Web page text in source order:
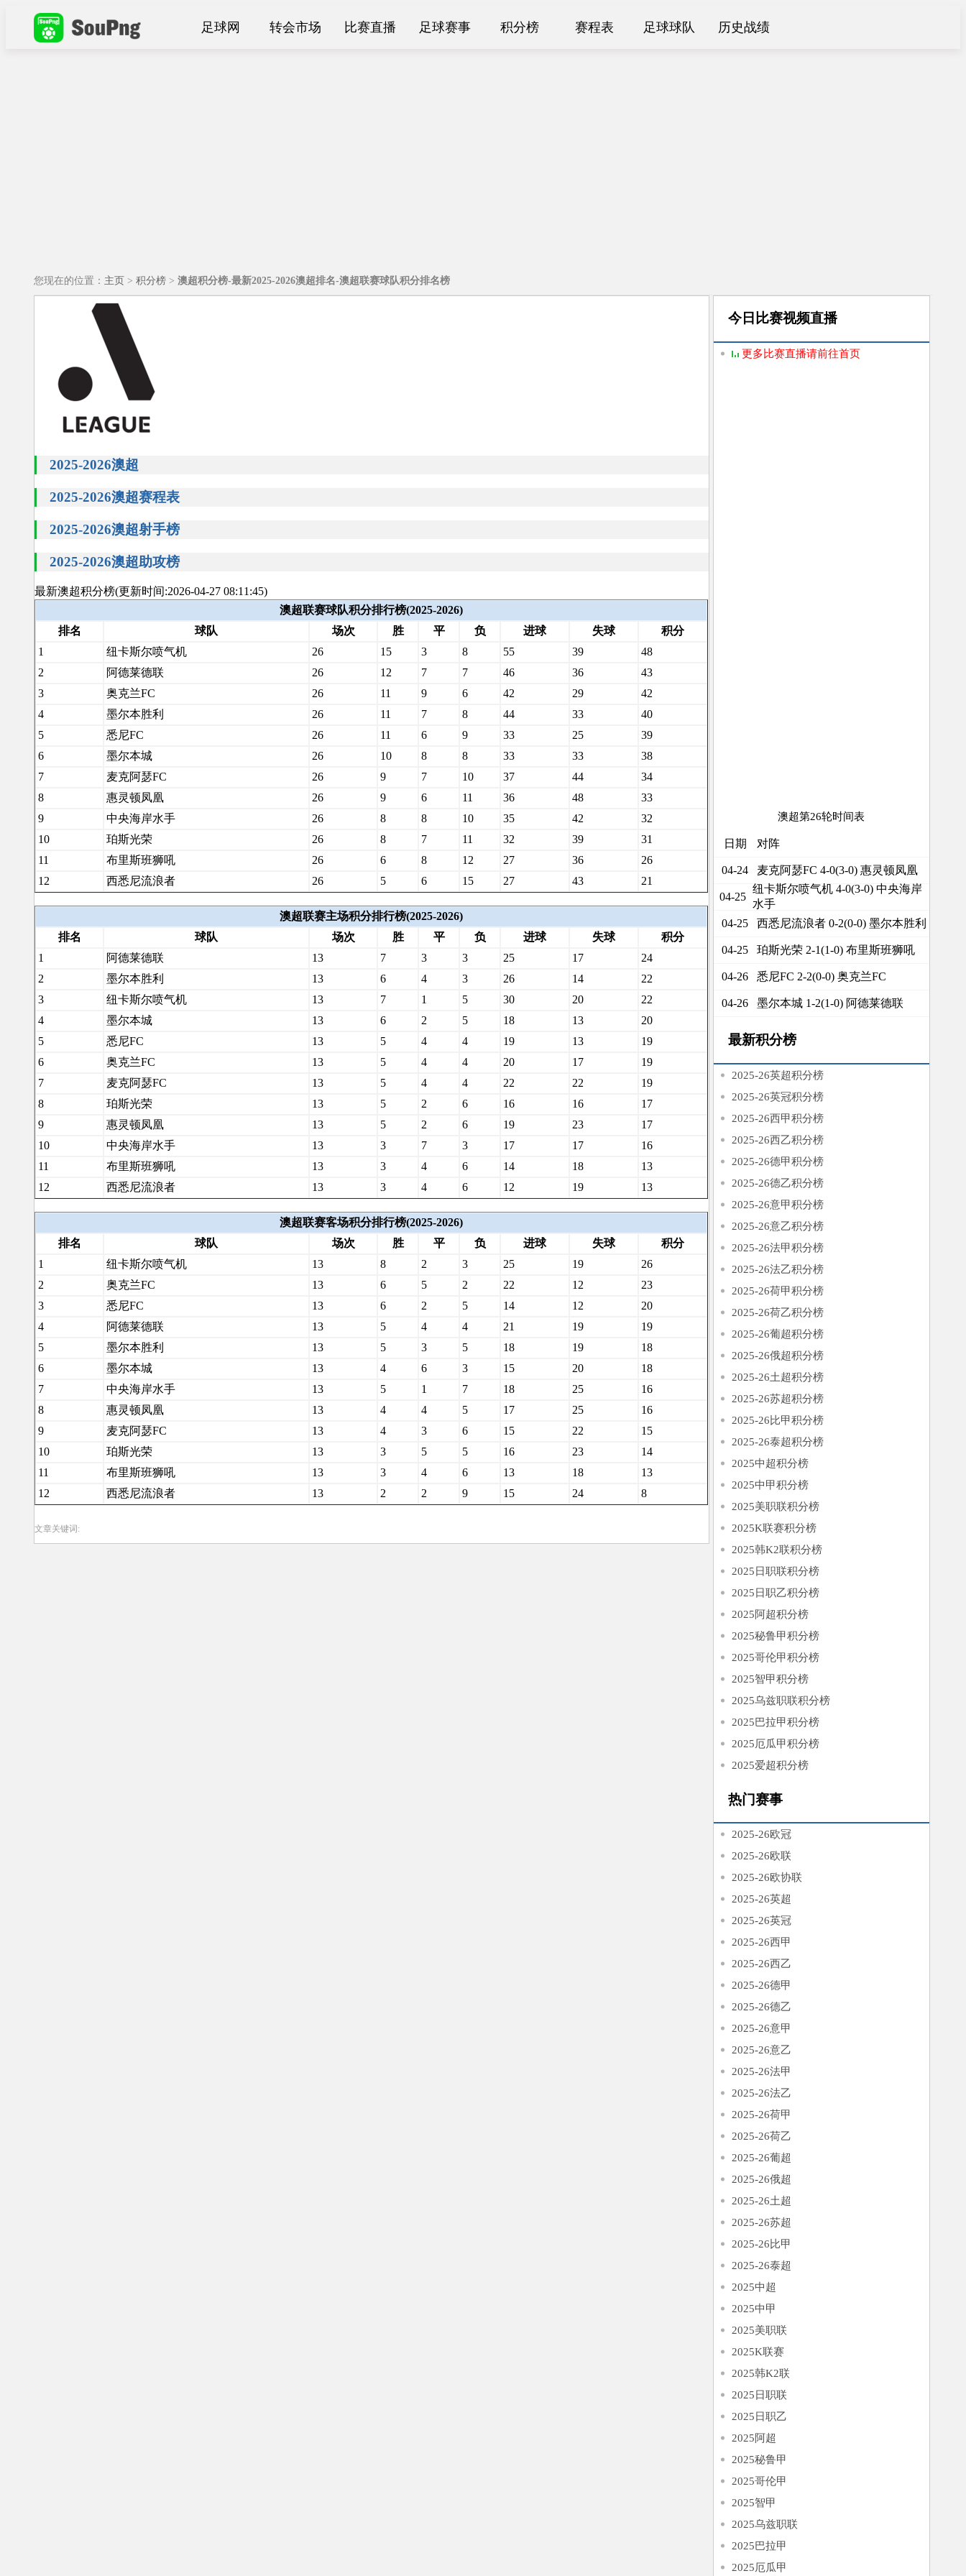
足球网 转会市场 比赛直播 足球赛事 积分榜 赛程表 足球球队 历史战绩
您现在的位置： 主页 > 积分榜 > 澳超积分榜-最新2025-2026澳超排名-澳超联赛球队积分排名榜
2025-2026澳超
2025-2026澳超赛程表
2025-2026澳超射手榜
2025-2026澳超助攻榜
最新澳超积分榜(更新时间:2026-04-27 08:11:45)
澳超联赛球队积分排行榜(2025-2026)
排名
球队 场次 胜 平 负 进球 失球
积分
1
纽卡斯尔喷气机 26 15 3 8 55 39
48
2
阿德莱德联 26 12 7 7 46 36
43
3
奥克兰FC 26 11 9 6 42 29
42
4
墨尔本胜利 26 11 7 8 44 33
40
5
悉尼FC 26 11 6 9 33 25
39
6
墨尔本城 26 10 8 8 33 33
38
7
麦克阿瑟FC 26 9 7 10 37 44
34
8
惠灵顿凤凰 26 9 6 11 36 48
33
9
中央海岸水手 26 8 8 10 35 42
32
10
珀斯光荣 26 8 7 11 32 39
31
11
布里斯班狮吼 26 6 8 12 27 36
26
12
西悉尼流浪者 26 5 6 15 27 43 21
澳超联赛主场积分排行榜(2025-2026)
排名
球队 场次 胜 平 负 进球 失球
积分
1
阿德莱德联 13 7 3 3 25 17
24
2
墨尔本胜利 13 6 4 3 26 14
22
3
纽卡斯尔喷气机 13 7 1 5 30 20
22
4
墨尔本城 13 6 2 5 18 13
20
5
悉尼FC 13 5 4 4 19 13
19
6
奥克兰FC 13 5 4 4 20 17
19
7
麦克阿瑟FC 13 5 4 4 22 22
19
8
珀斯光荣 13 5 2 6 16 16
17
9
惠灵顿凤凰 13 5 2 6 19 23
17
10
中央海岸水手 13 3 7 3 17 17
16
11
布里斯班狮吼 13 3 4 6 14 18
13
12
西悉尼流浪者 13 3 4 6 12 19 13
澳超联赛客场积分排行榜(2025-2026)
排名
球队 场次 胜 平 负 进球 失球
积分
1
纽卡斯尔喷气机 13 8 2 3 25 19
26
2
奥克兰FC 13 6 5 2 22 12
23
3
悉尼FC 13 6 2 5 14 12
20
4
阿德莱德联 13 5 4 4 21 19
19
5
墨尔本胜利 13 5 3 5 18 19
18
6
墨尔本城 13 4 6 3 15 20
18
7
中央海岸水手 13 5 1 7 18 25
16
8
惠灵顿凤凰 13 4 4 5 17 25
16
9
麦克阿瑟FC 13 4 3 6 15 22
15
10
珀斯光荣 13 3 5 5 16 23
14
11
布里斯班狮吼 13 3 4 6 13 18
13
12
西悉尼流浪者 13 2 2 9 15 24 8
文章关键词:
今日比赛视频直播
更多比赛直播请前往首页
澳超第26轮时间表
日期 对阵
04-24 麦克阿瑟FC 4-0(3-0) 惠灵顿凤凰
04-25
纽卡斯尔喷气机 4-0(3-0) 中央海岸
水手
04-25
西悉尼流浪者 0-2(0-0) 墨尔本胜利
04-25 珀斯光荣 2-1(1-0) 布里斯班狮吼
04-26 悉尼FC 2-2(0-0) 奥克兰FC
04-26 墨尔本城 1-2(1-0) 阿德莱德联
最新积分榜
2025-26英超积分榜
2025-26英冠积分榜
2025-26西甲积分榜
2025-26西乙积分榜
2025-26德甲积分榜
2025-26德乙积分榜
2025-26意甲积分榜
2025-26意乙积分榜
2025-26法甲积分榜
2025-26法乙积分榜
2025-26荷甲积分榜
2025-26荷乙积分榜
2025-26葡超积分榜
2025-26俄超积分榜
2025-26土超积分榜
2025-26苏超积分榜
2025-26比甲积分榜
2025-26泰超积分榜
2025中超积分榜
2025中甲积分榜
2025美职联积分榜
2025K联赛积分榜
2025韩K2联积分榜
2025日职联积分榜
2025日职乙积分榜
2025阿超积分榜
2025秘鲁甲积分榜
2025哥伦甲积分榜
2025智甲积分榜
2025乌兹职联积分榜
2025巴拉甲积分榜
2025厄瓜甲积分榜
2025爱超积分榜
热门赛事
2025-26欧冠
2025-26欧联
2025-26欧协联
2025-26英超
2025-26英冠
2025-26西甲
2025-26西乙
2025-26德甲
2025-26德乙
2025-26意甲
2025-26意乙
2025-26法甲
2025-26法乙
2025-26荷甲
2025-26荷乙
2025-26葡超
2025-26俄超
2025-26土超
2025-26苏超
2025-26比甲
2025-26泰超
2025中超
2025中甲
2025美职联
2025K联赛
2025韩K2联
2025日职联
2025日职乙
2025阿超
2025秘鲁甲
2025哥伦甲
2025智甲
2025乌兹职联
2025巴拉甲
2025厄瓜甲